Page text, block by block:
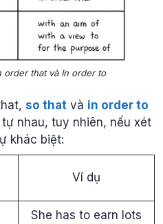
order that và In order to
so that và in order to
nhau, tuy nhiên, nếu xét
khác biệt:
Ví dụ
She has to earn lots